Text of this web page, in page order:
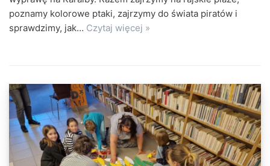
poznamy kolorowe ptaki, zajrzymy do świata piratów i
sprawdzimy, jak… Czytaj więcej »